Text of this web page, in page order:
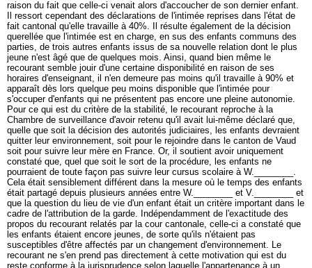
raison du fait que celle-ci venait alors d'accoucher de son dernier enfant.
Il ressort cependant des déclarations de l'intimée reprises dans l'état de
fait cantonal qu'elle travaille à 40%. Il résulte également de la décision
querellée que l'intimée est en charge, en sus des enfants communs des
parties, de trois autres enfants issus de sa nouvelle relation dont le plus
jeune n'est âgé que de quelques mois. Ainsi, quand bien même le
recourant semble jouir d'une certaine disponibilité en raison de ses
horaires d'enseignant, il n'en demeure pas moins qu'il travaille à 90% et
apparaît dès lors quelque peu moins disponible que l'intimée pour
s'occuper d'enfants qui ne présentent pas encore une pleine autonomie.
Pour ce qui est du critère de la stabilité, le recourant reproche à la
Chambre de surveillance d'avoir retenu qu'il avait lui-même déclaré que,
quelle que soit la décision des autorités judiciaires, les enfants devraient
quitter leur environnement, soit pour le rejoindre dans le canton de Vaud
soit pour suivre leur mère en France. Or, il soutient avoir uniquement
constaté que, quel que soit le sort de la procédure, les enfants ne
pourraient de toute façon pas suivre leur cursus scolaire à W.________.
Cela était sensiblement différent dans la mesure où le temps des enfants
était partagé depuis plusieurs années entre W.________ et V.________ et
que la question du lieu de vie d'un enfant était un critère important dans le
cadre de l'attribution de la garde. Indépendamment de l'exactitude des
propos du recourant relatés par la cour cantonale, celle-ci a constaté que
les enfants étaient encore jeunes, de sorte qu'ils n'étaient pas
susceptibles d'être affectés par un changement d'environnement. Le
recourant ne s'en prend pas directement à cette motivation qui est du
reste conforme à la jurisprudence selon laquelle l'appartenance à un